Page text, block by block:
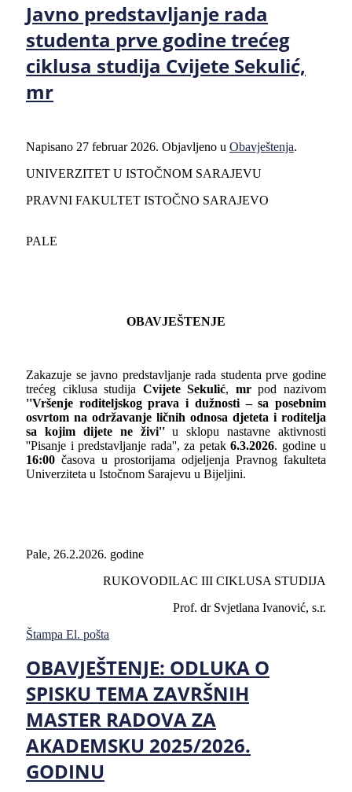
Javno predstavljanje rada
studenta prve godine trećeg
ciklusa studija Cvijete Sekulić,
mr
Napisano 27 februar 2026. Objavljeno u Obavještenja.
UNIVERZITET U ISTOČNOM SARAJEVU
PRAVNI FAKULTET ISTOČNO SARAJEVO
PALE
OBAVJEŠTENJE
Zakazuje se javno predstavljanje rada studenta prve godine
trećeg ciklusa studija Cvijete Sekulić, mrpod nazivom
''Vršenje roditeljskog prava i dužnosti – sa posebnim
osvrtom na održavanje ličnih odnosa djeteta i roditelja
sa kojim dijete ne živi''u sklopu nastavne aktivnosti
''Pisanje i predstavljanje rada'', za petak 6.3.2026. godine u
16:00 časova u prostorijama odjeljenja Pravnog fakulteta
Univerziteta u Istočnom Sarajevu u Bijeljini.
Pale, 26.2.2026. godine
RUKOVODILAC III CIKLUSA STUDIJA
Prof. dr Svjetlana Ivanović, s.r.
Štampa El. pošta
OBAVJEŠTENJE: ODLUKA O
SPISKU TEMA ZAVRŠNIH
MASTER RADOVA ZA
AKADEMSKU 2025/2026.
GODINU